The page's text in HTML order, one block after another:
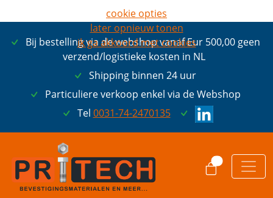
Bij bestelling via de webshop vanaf Eur 500,00 geen
verzend/logistieke kosten in NL
Shipping binnen 24 uur
Particuliere verkoop enkel via de Webshop
Tel 0031-74-2470135
cookie opties
later opnieuw tonen
ik ga akkoord met cookies